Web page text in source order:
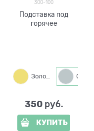
300-100
Подставка под
горячее
Золото
350 руб.
КУПИТЬ